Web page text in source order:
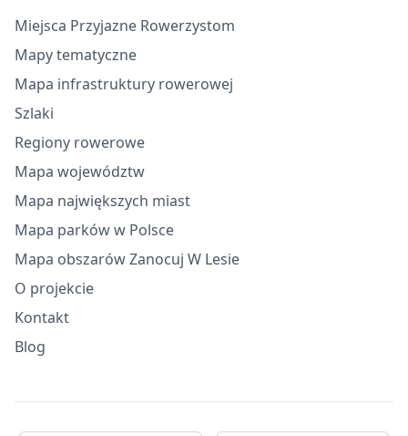
Miejsca Przyjazne Rowerzystom
Mapy tematyczne
Mapa infrastruktury rowerowej
Szlaki
Regiony rowerowe
Mapa województw
Mapa największych miast
Mapa parków w Polsce
Mapa obszarów Zanocuj W Lesie
O projekcie
Kontakt
Blog